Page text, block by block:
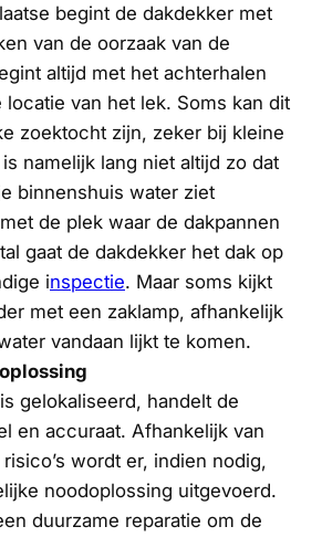
begint de dakdekker met
van de oorzaak van de
altijd met het achterhalen
locatie van het lek. Soms kan dit
zoektocht zijn, zeker bij kleine
namelijk lang niet altijd zo dat
binnenshuis water ziet
de plek waar de dakpannen
gaat de dakdekker het dak op
inspectie. Maar soms kijkt
met een zaklamp, afhankelijk
vandaan lijkt te komen.
gelokaliseerd, handelt de
en accuraat. Afhankelijk van
wordt er, indien nodig,
noodoplossing uitgevoerd.
duurzame reparatie om de